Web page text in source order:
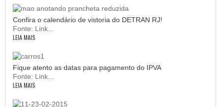
Confira o calendário de vistoria do DETRAN RJ!
Fonte: Link...
LEIA MAIS
Fique atento as datas para pagamento do IPVA
Fonte: Link...
LEIA MAIS